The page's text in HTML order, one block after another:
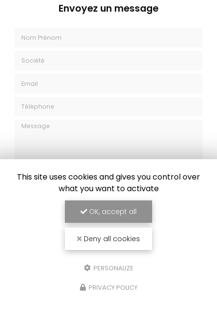
Envoyez un message
Message
J'autorise ce site à conserver l'ensemble des données transmises dans
ce formulaire pour faciliter le suivi et le traitement de ma demande.
(Aucune exploitation commerciale ne sera faite des données conservées.
This site uses cookies and gives you control over
what you want to activate
OK, accept all
Deny all cookies
PERSONALIZE
PRIVACY POLICY